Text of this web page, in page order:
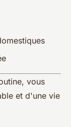
vous
et d'une vie